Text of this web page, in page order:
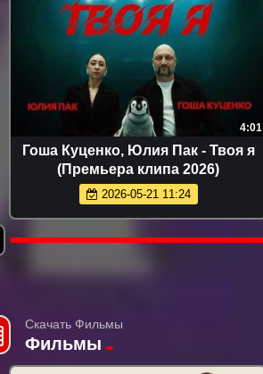
4:01
Гоша Куценко, Юлия Пак - Твоя я
(Премьера клипа 2026)
2026-05-21 11:24
Скачать Фильмы
Фильмы